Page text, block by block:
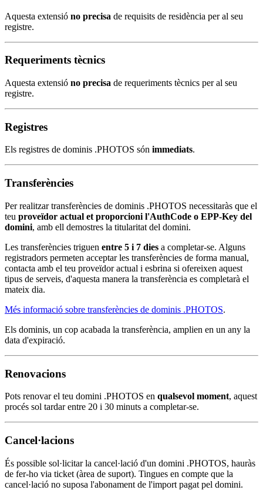
Aquesta extensió no precisa de requisits de residència per al seu
registre.
Requeriments tècnics
Aquesta extensió no precisa de requeriments tècnics per al seu
registre.
Registres
Els registres de dominis .PHOTOS són immediats.
Transferències
Per realitzar transferències de dominis .PHOTOS necessitaràs que el
teu proveïdor actual et proporcioni l'AuthCode o EPP-Key del
domini, amb ell demostres la titularitat del domini.
Les transferències triguen entre 5 i 7 dies a completar-se. Alguns
registradors permeten acceptar les transferències de forma manual,
contacta amb el teu proveïdor actual i esbrina si ofereixen aquest
tipus de serveis, d'aquesta manera la transferència es completarà el
mateix dia.
Més informació sobre transferències de dominis .PHOTOS.
Els dominis, un cop acabada la transferència, amplien en un any la
data d'expiració.
Renovacions
Pots renovar el teu domini .PHOTOS en qualsevol moment, aquest
procés sol tardar entre 20 i 30 minuts a completar-se.
Cancel·lacions
És possible sol·licitar la cancel·lació d'un domini .PHOTOS, hauràs
de fer-ho via ticket (àrea de suport). Tingues en compte que la
cancel·lació no suposa l'abonament de l'import pagat pel domini.